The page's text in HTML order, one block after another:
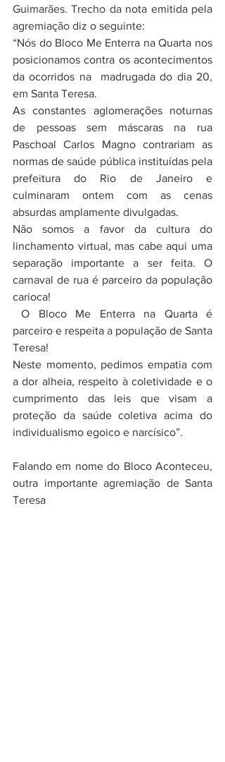
Guimarães. Trecho da nota emitida pela
agremiação diz o seguinte:
“Nós do Bloco Me Enterra na Quarta nos
posicionamos contra os acontecimentos
da ocorridos na  madrugada do dia 20,
em Santa Teresa.
As constantes aglomerações noturnas
de pessoas sem máscaras na rua
Paschoal Carlos Magno contrariam as
normas de saúde pública instituídas pela
prefeitura do Rio de Janeiro e
culminaram ontem com as cenas
absurdas amplamente divulgadas.
Não somos a favor da cultura do
linchamento virtual, mas cabe aqui uma
separação importante a ser feita. O
carnaval de rua é parceiro da população
carioca!
O Bloco Me Enterra na Quarta é
parceiro e respeita a população de Santa
Teresa!
Neste momento, pedimos empatia com
a dor alheia, respeito à coletividade e o
cumprimento das leis que visam a
proteção da saúde coletiva acima do
individualismo egoico e narcísico”.
Falando em nome do Bloco Aconteceu,
outra importante agremiação de Santa
Teresa